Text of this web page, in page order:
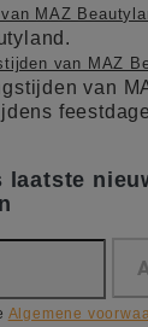
MAZ
van MAZ
van
laatste
Algemene